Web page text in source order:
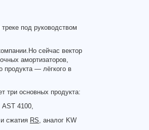
под руководством
сейчас вектор
амортизаторов,
продукта — лёгкого в
три основных продукта:
AST 4100,
сжатия RS, аналог KW